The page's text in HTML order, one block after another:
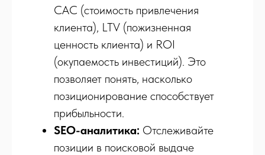
CAC (стоимость привлечения
клиента), LTV (пожизненная
ценность клиента) и ROI
(окупаемость инвестиций). Это
позволяет понять, насколько
позиционирование способствует
прибыльности.
SEO-аналитика: Отслеживайте
позиции в поисковой выдаче